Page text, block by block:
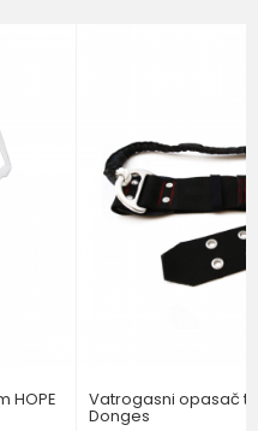
HOPE Vatrogasni opasač
Donges